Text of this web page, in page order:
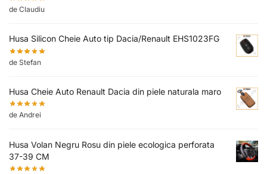
de Claudiu
Husa Silicon Cheie Auto tip Dacia/Renault EHS1023FG
de Stefan
Husa Cheie Auto Renault Dacia din piele naturala maro
de Andrei
Husa Volan Negru Rosu din piele ecologica perforata
37-39 CM